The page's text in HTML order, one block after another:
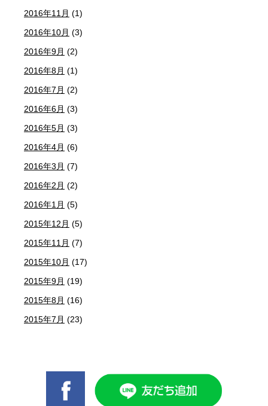
2016年11月 (1)
2016年10月 (3)
2016年9月 (2)
2016年8月 (1)
2016年7月 (2)
2016年6月 (3)
2016年5月 (3)
2016年4月 (6)
2016年3月 (7)
2016年2月 (2)
2016年1月 (5)
2015年12月 (5)
2015年11月 (7)
2015年10月 (17)
2015年9月 (19)
2015年8月 (16)
2015年7月 (23)